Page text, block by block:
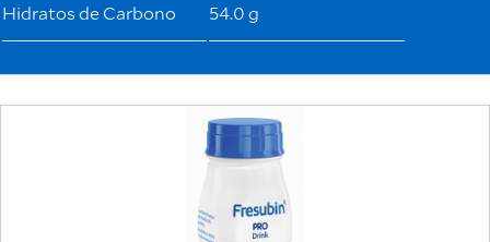
Hidratos de Carbono 54.0 g